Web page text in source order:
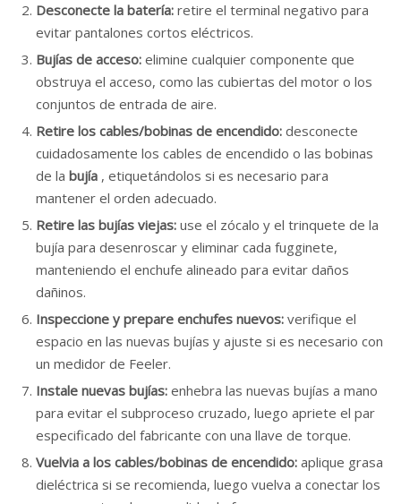
Desconecte la batería: retire el terminal negativo para
evitar pantalones cortos eléctricos.
Bujías de acceso: elimine cualquier componente que
obstruya el acceso, como las cubiertas del motor o los
conjuntos de entrada de aire.
Retire los cables/bobinas de encendido: desconecte
cuidadosamente los cables de encendido o las bobinas
de la bujía , etiquetándolos si es necesario para
mantener el orden adecuado.
Retire las bujías viejas: use el zócalo y el trinquete de la
bujía para desenroscar y eliminar cada fugginete,
manteniendo el enchufe alineado para evitar daños
dañinos.
Inspeccione y prepare enchufes nuevos: verifique el
espacio en las nuevas bujías y ajuste si es necesario con
un medidor de Feeler.
Instale nuevas bujías: enhebra las nuevas bujías a mano
para evitar el subproceso cruzado, luego apriete el par
especificado del fabricante con una llave de torque.
Vuelvia a los cables/bobinas de encendido: aplique grasa
dieléctrica si se recomienda, luego vuelva a conectar los